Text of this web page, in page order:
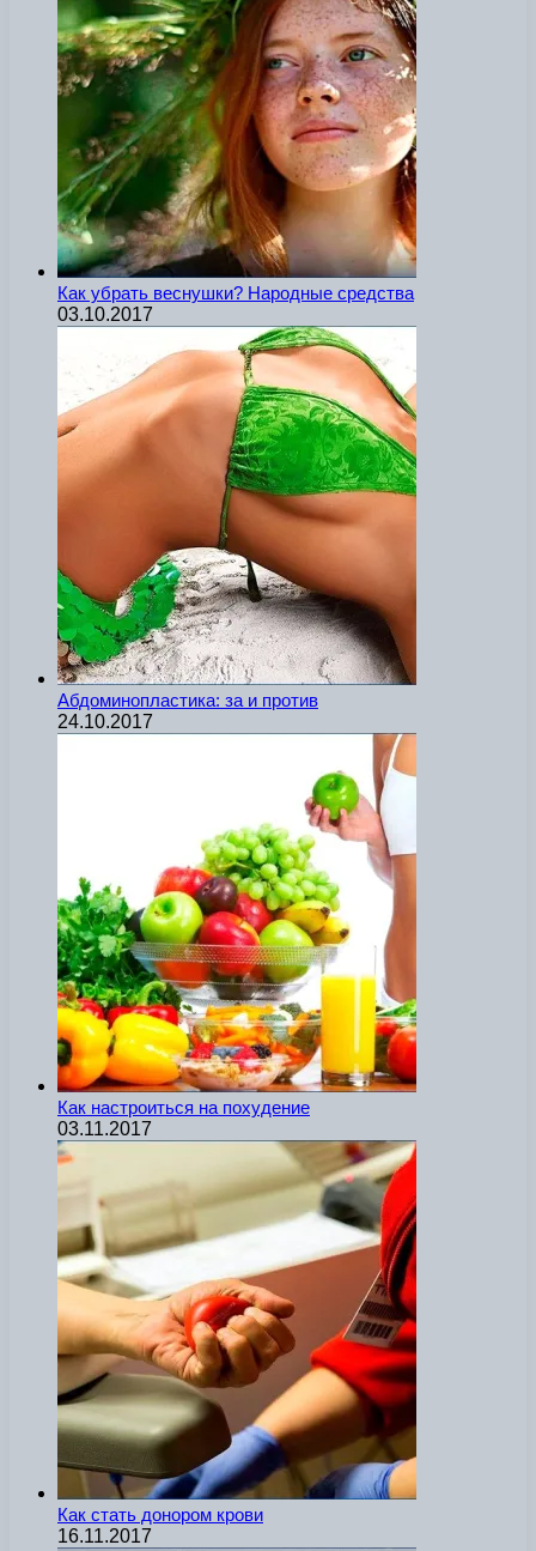
Как убрать веснушки? Народные средства
03.10.2017
Абдоминопластика: за и против
24.10.2017
Как настроиться на похудение
03.11.2017
Как стать донором крови
16.11.2017